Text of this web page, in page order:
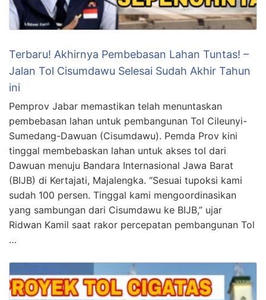
Terbaru! Akhirnya Pembebasan Lahan Tuntas! –
Jalan Tol Cisumdawu Selesai Sudah Akhir Tahun
ini
Pemprov Jabar memastikan telah menuntaskan
pembebasan lahan untuk pembangunan Tol Cileunyi-
Sumedang-Dawuan (Cisumdawu). Pemda Prov kini
tinggal membebaskan lahan untuk akses tol dari
Dawuan menuju Bandara Internasional Jawa Barat
(BIJB) di Kertajati, Majalengka. “Sesuai tupoksi kami
sudah 100 persen. Tinggal kami mengoordinasikan
yang sambungan dari Cisumdawu ke BIJB,” ujar
Ridwan Kamil saat rakor percepatan pembangunan Tol
…